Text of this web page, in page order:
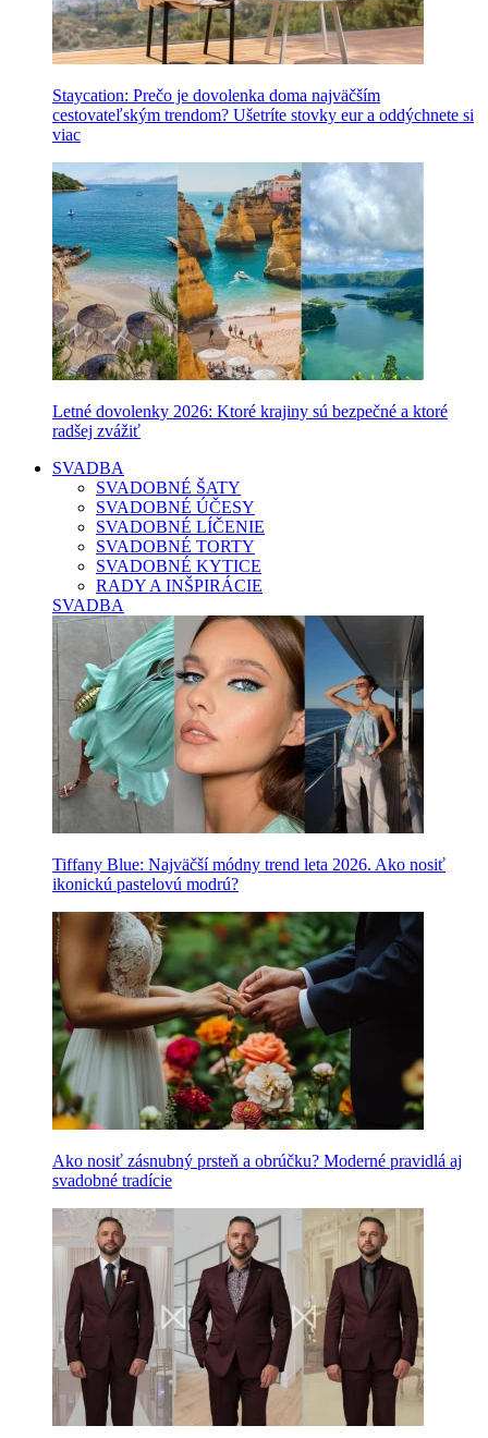
Staycation: Prečo je dovolenka doma najväčším
cestovateľským trendom? Ušetríte stovky eur a oddýchnete si
viac
Letné dovolenky 2026: Ktoré krajiny sú bezpečné a ktoré
radšej zvážiť
SVADBA
SVADOBNÉ ŠATY
SVADOBNÉ ÚČESY
SVADOBNÉ LÍČENIE
SVADOBNÉ TORTY
SVADOBNÉ KYTICE
RADY A INŠPIRÁCIE
SVADBA
Tiffany Blue: Najväčší módny trend leta 2026. Ako nosiť
ikonickú pastelovú modrú?
Ako nosiť zásnubný prsteň a obrúčku? Moderné pravidlá aj
svadobné tradície